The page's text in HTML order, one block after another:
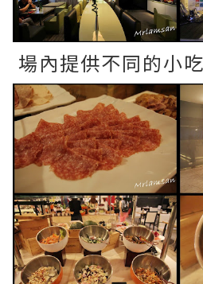
場內提供不同的小